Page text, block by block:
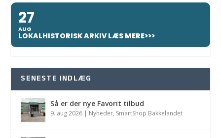
27
AUG
LOKALHISTORISK ARKIV LÆS MERE>>>
SENESTE INDLÆG
Så er der nye Favorit tilbud
9. aug 2026 | Nyheder, SmartShop Bakkelandet